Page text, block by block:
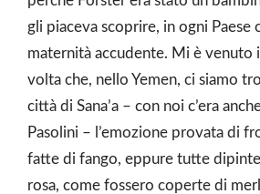
gli piaceva scoprire, in ogni Paese
maternità accudente. Mi è venuto
volta che, nello Yemen, ci siamo
città di Sana’a – con noi c’era
Pasolini – l’emozione provata di
fatte di fango, eppure tutte
rosa, come fossero coperte di